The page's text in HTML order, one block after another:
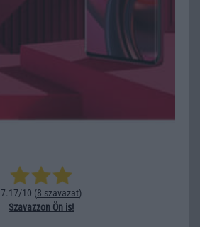
7.17/10 (8 szavazat)
Szavazzon Ön is!